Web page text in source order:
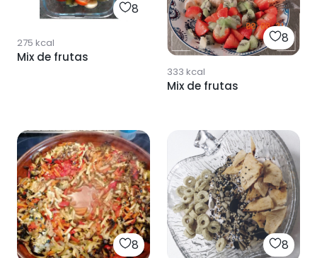
8
275 kcal
Mix de frutas
8
333 kcal
Mix de frutas
8 8